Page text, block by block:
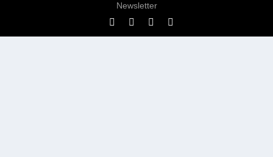
Newsletter